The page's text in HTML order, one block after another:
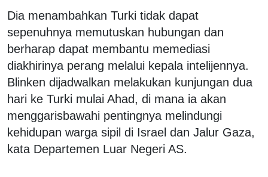
Dia menambahkan Turki tidak dapat
sepenuhnya memutuskan hubungan dan
berharap dapat membantu memediasi
diakhirinya perang melalui kepala intelijennya.
Blinken dijadwalkan melakukan kunjungan dua
hari ke Turki mulai Ahad, di mana ia akan
menggarisbawahi pentingnya melindungi
kehidupan warga sipil di Israel dan Jalur Gaza,
kata Departemen Luar Negeri AS.